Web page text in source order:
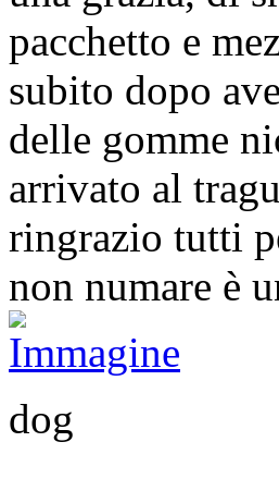
pacchetto e
subito dopo
delle gomme
arrivato al
ringrazio tutti
non numare è
dog